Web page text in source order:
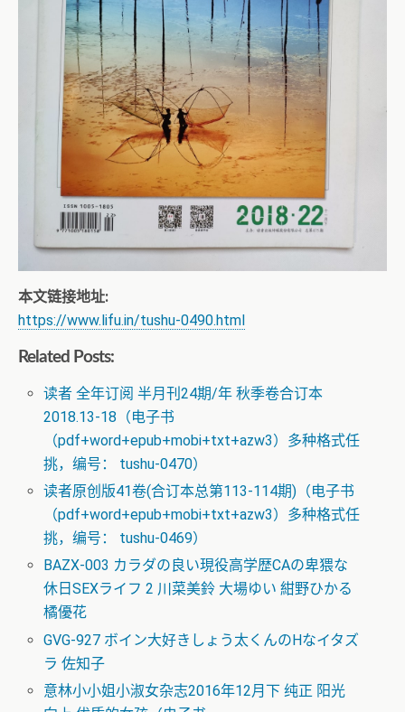
本文链接地址:
https://www.lifu.in/tushu-0490.html
Related Posts:
读者 全年订阅 半月刊24期/年 秋季卷合订本
2018.13-18（电子书
（pdf+word+epub+mobi+txt+azw3）多种格式任
挑，编号： tushu-0470）
读者原创版41卷(合订本总第113-114期)（电子书
（pdf+word+epub+mobi+txt+azw3）多种格式任
挑，编号： tushu-0469）
BAZX-003 カラダの良い現役高学歴CAの卑猥な
休日SEXライフ 2 川菜美鈴 大場ゆい 紺野ひかる
橘優花
GVG-927 ボイン大好きしょう太くんのHなイタズ
ラ 佐知子
意林小小姐小淑女杂志2016年12月下 纯正 阳光